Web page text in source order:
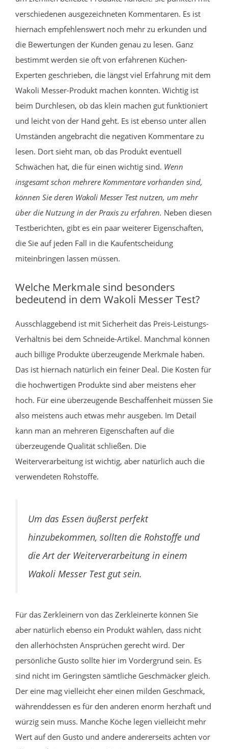
verschiedenen ausgezeichneten Kommentaren. Es ist
hiernach empfehlenswert noch mehr zu erkunden und
die Bewertungen der Kunden genau zu lesen. Ganz
bestimmt werden sie oft von erfahrenen Küchen-
Experten geschrieben, die längst viel Erfahrung mit dem
Wakoli Messer-Produkt machen konnten. Wichtig ist
beim Durchlesen, ob das klein machen gut funktioniert
und leicht von der Hand geht. Es ist ebenso unter allen
Umständen angebracht die negativen Kommentare zu
lesen. Dort sieht man, ob das Produkt eventuell
Schwächen hat, die für einen wichtig sind. Wenn
insgesamt schon mehrere Kommentare vorhanden sind,
können Sie deren Wakoli Messer Test nutzen, um mehr
über die Nutzung in der Praxis zu erfahren. Neben diesen
Testberichten, gibt es ein paar weiterer Eigenschaften,
die Sie auf jeden Fall in die Kaufentscheidung
miteinbringen lassen müssen.
Welche Merkmale sind besonders
bedeutend in dem Wakoli Messer Test?
Ausschlaggebend ist mit Sicherheit das Preis-Leistungs-
Verhältnis bei dem Schneide-Artikel. Manchmal können
auch billige Produkte überzeugende Merkmale haben.
Das ist hiernach natürlich ein feiner Deal. Die Kosten für
die hochwertigen Produkte sind aber meistens eher
hoch. Für eine überzeugende Beschaffenheit müssen Sie
also meistens auch etwas mehr ausgeben. Im Detail
kann man an mehreren Eigenschaften auf die
überzeugende Qualität schließen. Die
Weiterverarbeitung ist wichtig, aber natürlich auch die
verwendeten Rohstoffe.
Um das Essen äußerst perfekt
hinzubekommen, sollten die Rohstoffe und
die Art der Weiterverarbeitung in einem
Wakoli Messer Test gut sein.
Für das Zerkleinern von das Zerkleinerte können Sie
aber natürlich ebenso ein Produkt wählen, dass nicht
den allerhöchsten Ansprüchen gerecht wird. Der
persönliche Gusto sollte hier im Vordergrund sein. Es
sind nicht im Geringsten sämtliche Geschmäcker gleich.
Der eine mag vielleicht eher einen milden Geschmack,
währenddessen es für den anderen enorm herzhaft und
würzig sein muss. Manche Köche legen vielleicht mehr
Wert auf den Gusto und andere andererseits achten vor